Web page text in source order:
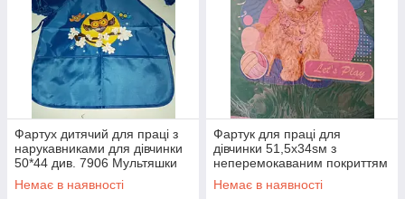
Фартух дитячий для праці з
нарукавниками для дівчинки
50*44 див. 7906 Мультяшки
Немає в наявності
Фартук для праці для
дівчинки 51,5x34sм з
неперемокаваним покриттям
з нарукавниками 25 см
Немає в наявності